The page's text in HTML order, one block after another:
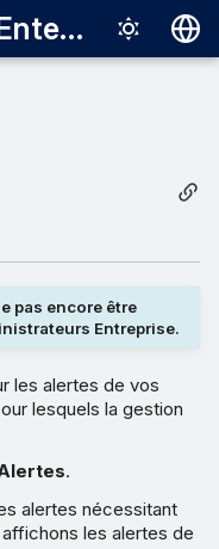
Sophos Central Enterprise
Italiano
日本語
한국어
Português
pas encore être
Entreprise.
les alertes de vos
lesquels la gestion
.
alertes nécessitant
les alertes de